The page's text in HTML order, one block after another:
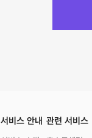
서비스 안내 관련 서비스